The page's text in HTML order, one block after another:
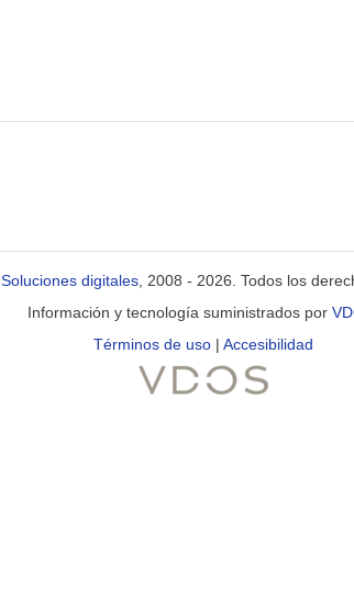
Soluciones digitales , 2008 - 2026. Todos los
Información y tecnología suministrados por
Términos de uso | Accesibilidad